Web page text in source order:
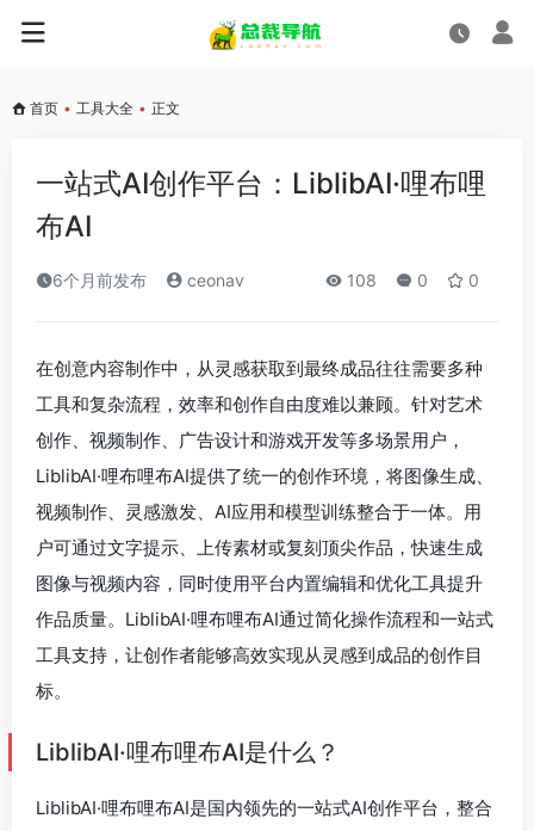
首页 • 工具大全 • 正文
一站式AI创作平台：LiblibAI·哩布哩
布AI
6个月前发布 ceonav 108 0 0
在创意内容制作中，从灵感获取到最终成品往往需要多种
工具和复杂流程，效率和创作自由度难以兼顾。针对艺术
创作、视频制作、广告设计和游戏开发等多场景用户，
LiblibAI·哩布哩布AI提供了统一的创作环境，将图像生成、
视频制作、灵感激发、AI应用和模型训练整合于一体。用
户可通过文字提示、上传素材或复刻顶尖作品，快速生成
图像与视频内容，同时使用平台内置编辑和优化工具提升
作品质量。LiblibAI·哩布哩布AI通过简化操作流程和一站式
工具支持，让创作者能够高效实现从灵感到成品的创作目
标。
LiblibAI·哩布哩布AI是什么？
LiblibAI·哩布哩布AI是国内领先的一站式AI创作平台，整合